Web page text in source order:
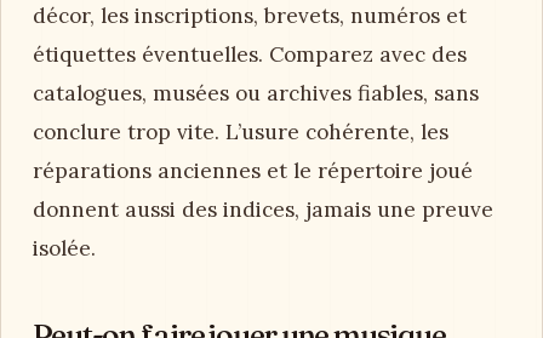
décor, les inscriptions, brevets, numéros et
étiquettes éventuelles. Comparez avec des
catalogues, musées ou archives fiables, sans
conclure trop vite. L’usure cohérente, les
réparations anciennes et le répertoire joué
donnent aussi des indices, jamais une preuve
isolée.